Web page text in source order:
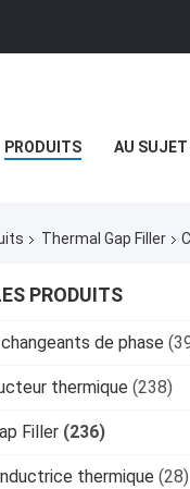
PRODUITS AU SUJET
Thermal Gap Filler
PRODUITS
de phase
thermique (238)
Filler (236)
thermique (28)